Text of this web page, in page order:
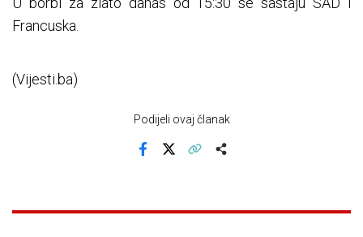
Francuska.
(Vijesti.ba)
Podijeli ovaj članak